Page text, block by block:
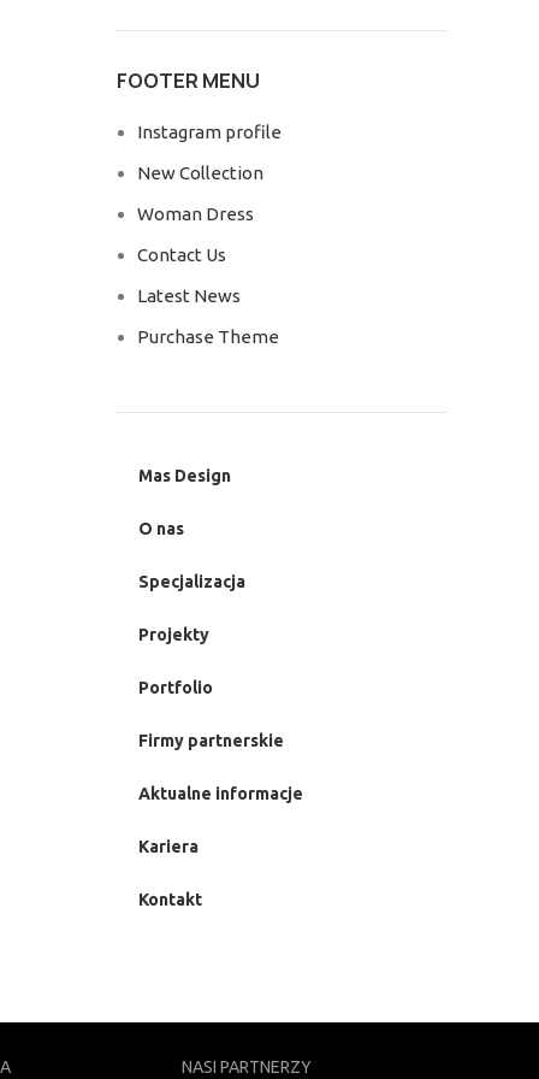
FOOTER MENU
Instagram profile
New Collection
Woman Dress
Contact Us
Latest News
Purchase Theme
Mas Design
O nas
Specjalizacja
Projekty
Portfolio
Firmy partnerskie
Aktualne informacje
Kariera
Kontakt
NASI PARTNERZY